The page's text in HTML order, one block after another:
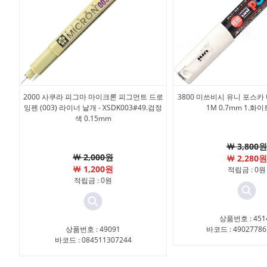
2000 사쿠라 피그마 마이크론 피그먼트 드로
잉펜 (003) 라이너 낱개 - XSDK003#49.검정
색 0.15mm
￦ 2,000원
￦ 1,200원
적립금 : 0원
상품번호 : 49091
바코드 : 084511307244
3800 미쓰비시 유니 포스카
1M 0.7mm 1.화이
￦ 3,800원
￦ 2,280원
적립금 : 0원
상품번호 :
바코드 :